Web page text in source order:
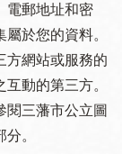
電郵地址和密
於您的資料。
方網站或服務的
動的第三方。
閱三藩市公立圖
分。